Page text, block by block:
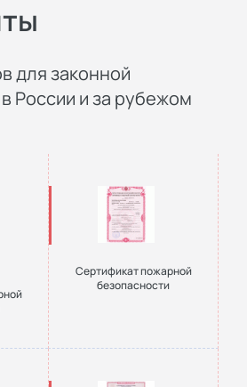
для законной
России и за рубежом
Сертификат пожарной
безопасности